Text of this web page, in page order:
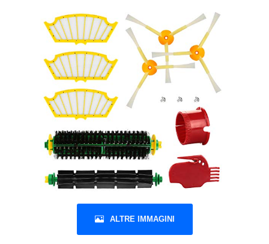
ALTRE IMMAGINI